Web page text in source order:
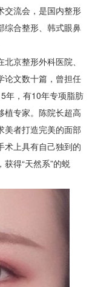
交流会，是国内整形
综合整形、韩式眼鼻
京整形外科医院、
论文数十篇，曾担任
年，有10年专项脂肪
植专家。陈院长超高
美者打造完美的面部
术上具有自己独到的
得“天然系”的蜕